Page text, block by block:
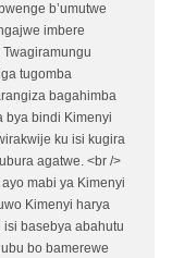
b’umutwe
imbere
tugomba
bagahimba
bya bindi Kimenyi
ku isi kugira
agatwe. <br />
mabi ya Kimenyi
Kimenyi harya
basebya abahutu
bo bamerewe